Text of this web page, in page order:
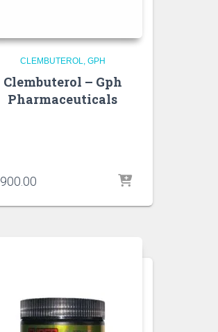
CLEMBUTEROL GPH
Clembuterol – Gph
Pharmaceuticals
900.00